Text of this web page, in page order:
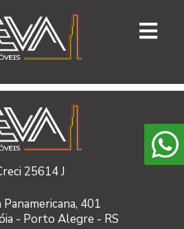
25614 J
Panamericana, 401
- Porto Alegre - RS